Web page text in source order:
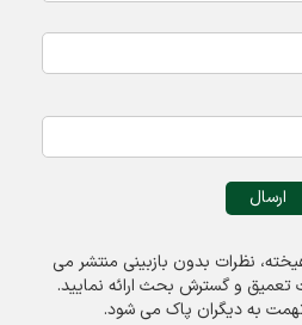
نظرات بدون بازبینی منتشر می
و گسترش بحث ارائه نمایید.
به ديگران پاک می شود.